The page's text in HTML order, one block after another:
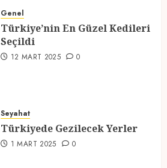
Seçildi
12 MART 2025 0
1 MART 2025
Genel
Türkiye’nin En Güzel Kedileri
Seçildi
12 MART 2025 0
Seyahat
Türkiyede Gezilecek Yerler
1 MART 2025 0